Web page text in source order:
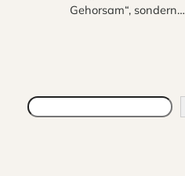
Gehorsam“, sondern…
Suchen